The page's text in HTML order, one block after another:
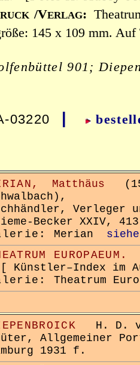
RUCK /VERLAG:
145 x 109 mm. Auf
901;
03220 |
Matthäus
Verleger
Becker XXIV,
Merian
EUROPAEUM.
Künstler–Index im
Theatrum
H. D.
Allgemeiner
1931 f.